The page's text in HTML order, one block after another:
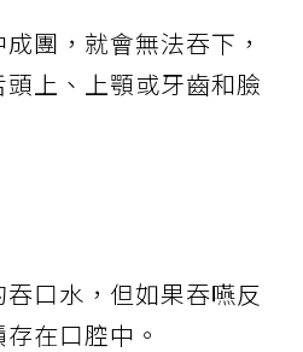
團，就會無法吞下，
上、上顎或牙齒和臉
口水，但如果吞嚥反
在口腔中。